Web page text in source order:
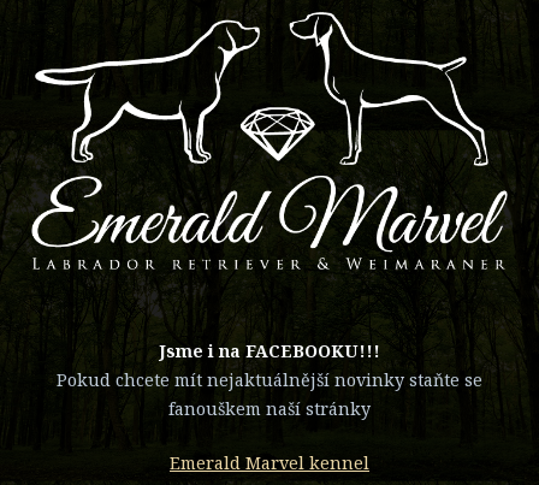
​Jsme i na FACEBOOKU!!!
Pokud chcete mít nejaktuálnější novinky staňte se
fanouškem naší stránky
Emerald Marvel kennel